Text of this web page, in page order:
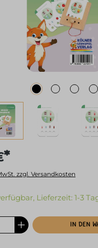
zzgl. Versandkosten
Lieferzeit: 1-3
IN DEN